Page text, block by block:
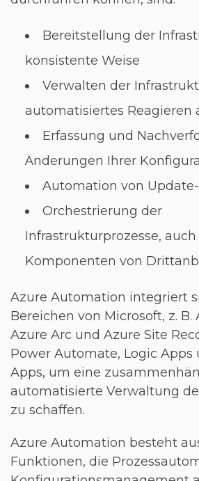
Bereitstellung der
konsistente Weise
Verwalten der
automatisiertes Reagieren
Erfassung und
Änderungen Ihrer
Automation von
Orchestrierung der
Infrastrukturprozesse,
Komponenten von
Azure Automation integriert
Bereichen von Microsoft, z. B.
Azure Arc und Azure Site
Power Automate, Logic Apps
Apps, um eine
automatisierte Verwaltung
zu schaffen.
Azure Automation besteht
Funktionen, die